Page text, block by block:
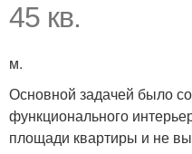
45 кв.
м.
Основной задачей было
функционального
площади квартиры и не